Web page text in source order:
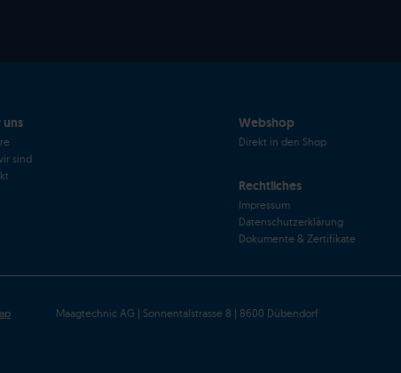
uns
sind
Webshop
Direkt in den Shop
Rechtliches
Impressum
Datenschutzerklärung
Dokumente & Zertifikate
Maagtechnic AG | Sonnentalstrasse 8 | 8600 Dübendorf